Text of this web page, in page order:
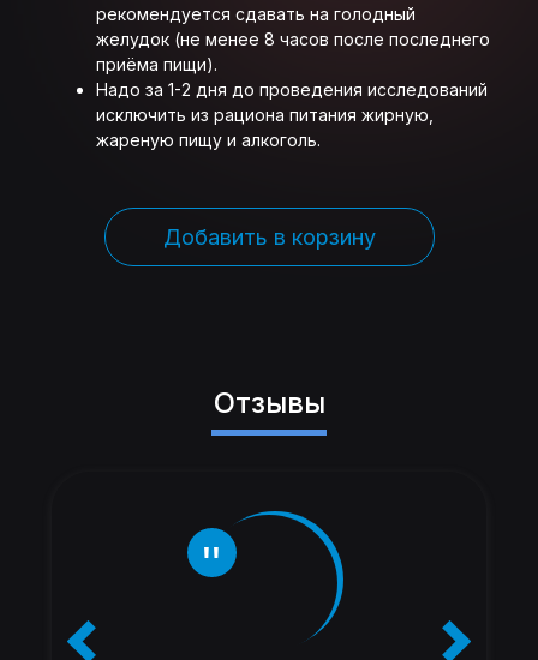
рекомендуется сдавать на голодный
желудок (не менее 8 часов после последнего
приёма пищи).
Надо за 1-2 дня до проведения исследований
исключить из рациона питания жирную,
жареную пищу и алкоголь.
Добавить в корзину
Отзывы